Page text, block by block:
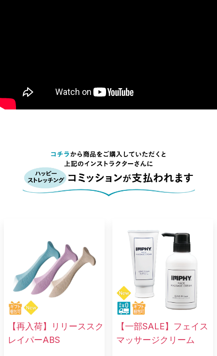
【再入荷】リリーススク
レイパーABS
【一部SALE】フェイス
マッサージクリーム